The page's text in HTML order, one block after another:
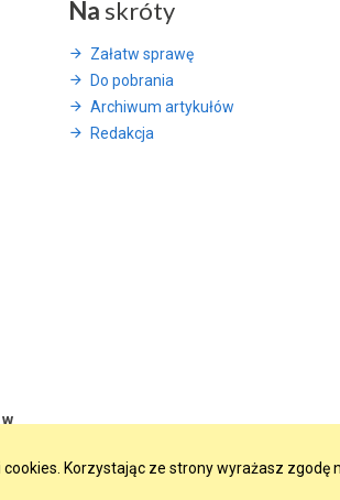
Na skróty
Załatw sprawę
Do pobrania
Archiwum artykułów
Redakcja
Korzystając ze strony wyrażasz zgodę